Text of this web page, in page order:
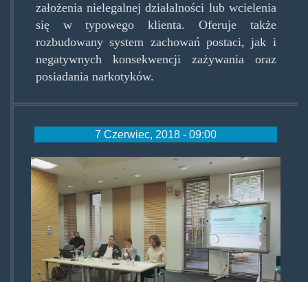
założenia nielegalnej działalności lub wcielenia
się w typowego klienta. Oferuje także
rozbudowany system zachowań postaci, jak i
negatywnych konsekwencji zażywania oraz
posiadania narkotyków.
7 Czerwiec, 2018 - 09:00
trzecioligowy.jpg